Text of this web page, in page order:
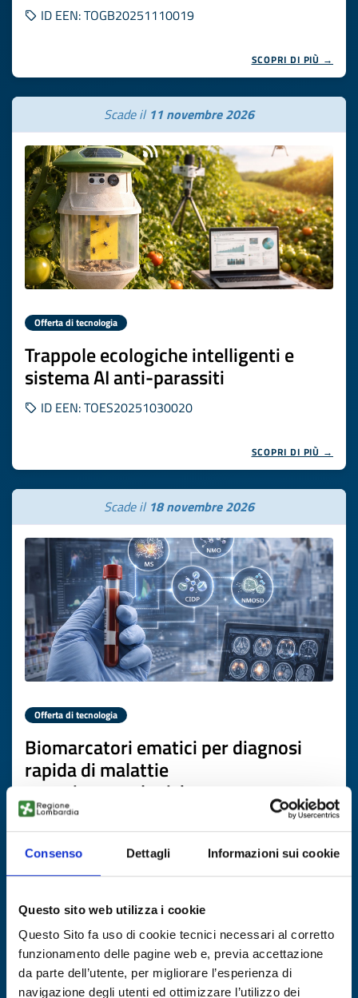
Consenso Dettagli Informazioni sui cookie
Questo sito web utilizza i cookie
Questo Sito fa uso di cookie tecnici necessari al corretto
funzionamento delle pagine web e, previa accettazione
da parte dell’utente, per migliorare l’esperienza di
navigazione degli utenti ed ottimizzare l’utilizzo dei
ID EEN: TOGB20251110019
SCOPRI DI PIÙ →
Scade il 11 novembre 2026
Offerta di tecnologia
Trappole ecologiche intelligenti e
sistema AI anti-parassiti
ID EEN: TOES20251030020
SCOPRI DI PIÙ →
Scade il 18 novembre 2026
Offerta di tecnologia
Biomarcatori ematici per diagnosi
rapida di malattie
neuroimmunologiche
ID EEN: TODE20251118012